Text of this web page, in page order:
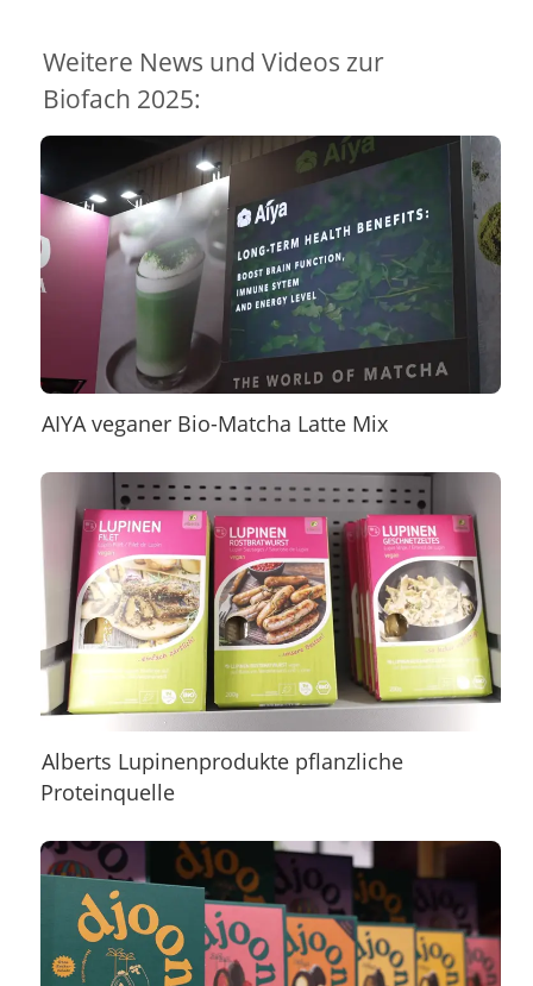
Weitere News und Videos zur
Biofach 2025:
AIYA veganer Bio-Matcha Latte Mix
Alberts Lupinenprodukte pflanzliche
Proteinquelle